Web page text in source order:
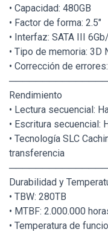
• Capacidad: 480GB
• Factor de forma: 2.5"
• Interfaz: SATA III
• Tipo de memoria: 3D
• Corrección de
Rendimiento
• Lectura secuencial:
• Escritura secuencial:
• Tecnología SLC
transferencia
Durabilidad y
• TBW: 280TB
• MTBF: 2.000.000
• Temperatura de